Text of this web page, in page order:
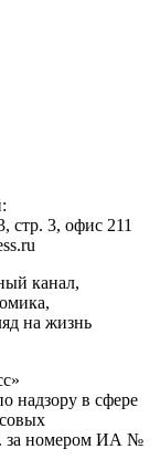
стр. 3, офис 211
канал,
на жизнь
надзору в сфере
за номером ИА №